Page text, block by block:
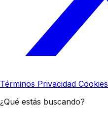
Términos Privacidad Cookies
¿Qué estás buscando?